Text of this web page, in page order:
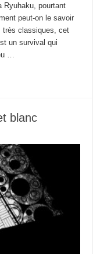
Ryuhaku, pourtant
peut-on le savoir
très classiques, cet
un survival qui
…
blanc